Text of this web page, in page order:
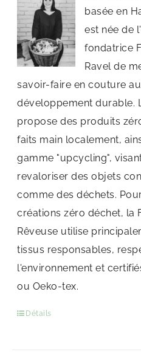
basée en
est née de
fondatrice
Ravel de
savoir-faire en couture
développement durable.
propose des produits
faits main localement,
gamme "upcycling",
revaloriser des objets
comme des déchets.
créations zéro déchet, la
Rêveuse utilise
tissus responsables,
l'environnement et
ou Oeko-tex.
Détails